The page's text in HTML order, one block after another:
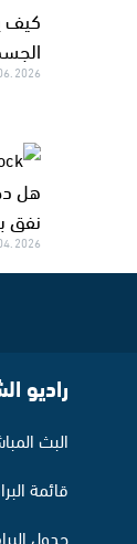
كيف
هل
نفق
راديو
البث
قائمة
جدول